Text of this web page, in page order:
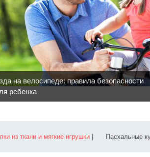
на велосипеде: правила безопасности
ребенка
из ткани и мягкие игрушки Пасхальные